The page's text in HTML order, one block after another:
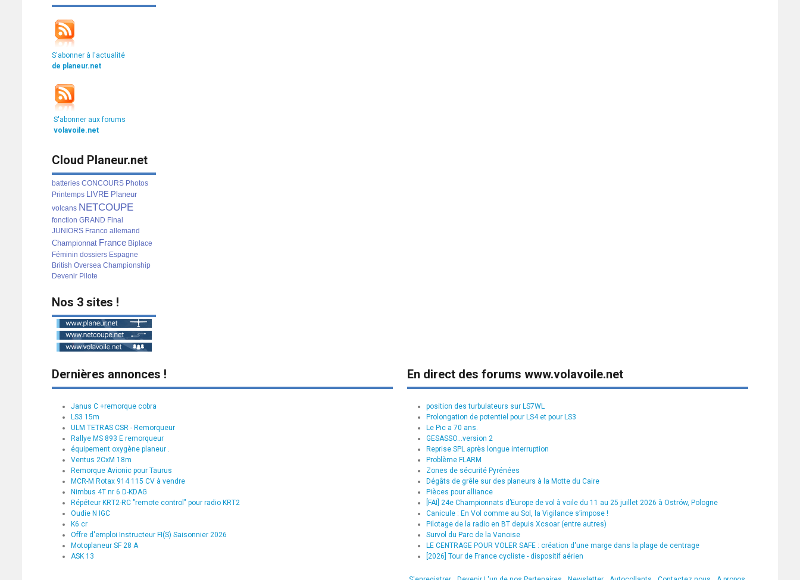
S'abonner à l'actualité
de planeur.net
S'abonner aux forums
volavoile.net
Cloud Planeur.net
batteries CONCOURS Photos
Printemps LIVRE Planeur
volcans NETCOUPE
fonction GRAND Final
JUNIORS Franco allemand
Championnat France Biplace
Féminin dossiers Espagne
British Oversea Championship
Devenir Pilote
Nos 3 sites !
Dernières annonces !
Janus C +remorque cobra
LS3 15m
ULM TETRAS CSR - Remorqueur
Rallye MS 893 E remorqueur
équipement oxygène planeur .
Ventus 2CxM 18m
Remorque Avionic pour Taurus
MCR-M Rotax 914 115 CV à vendre
Nimbus 4T nr 6 D-KDAG
Répéteur KRT2-RC "remote control" pour radio KRT2
Oudie N IGC
K6 cr
Offre d'emploi Instructeur FI(S) Saisonnier 2026
Motoplaneur SF 28 A
ASK 13
En direct des forums www.volavoile.net
position des turbulateurs sur LS7WL
Prolongation de potentiel pour LS4 et pour LS3
Le Pic a 70 ans.
GESASSO...version 2
Reprise SPL après longue interruption
Problème FLARM
Zones de sécurité Pyrénées
Dégâts de grêle sur des planeurs à la Motte du Caire
Pièces pour alliance
[FAI] 24e Championnats d’Europe de vol à voile du 11 au 25 juillet 2026 à Ostrów, Pologne
Canicule : En Vol comme au Sol, la Vigilance s’impose !
Pilotage de la radio en BT depuis Xcsoar (entre autres)
Survol du Parc de la Vanoise
LE CENTRAGE POUR VOLER SAFE : création d'une marge dans la plage de centrage
[2026] Tour de France cycliste - dispositif aérien